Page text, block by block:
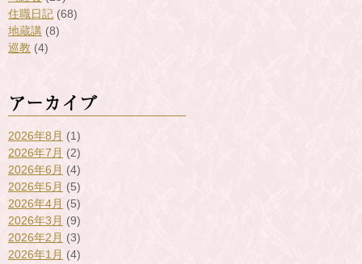
住職日記 (68)
地蔵講 (8)
巡教 (4)
アーカイブ
2026年8月 (1)
2026年7月 (2)
2026年6月 (4)
2026年5月 (5)
2026年4月 (5)
2026年3月 (9)
2026年2月 (3)
2026年1月 (4)